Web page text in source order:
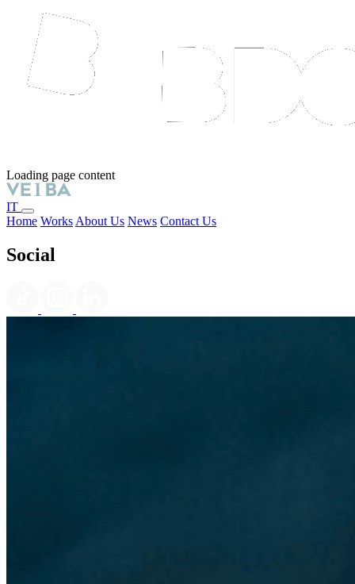
Loading page content
IT
Home Works About Us News Contact Us
Social